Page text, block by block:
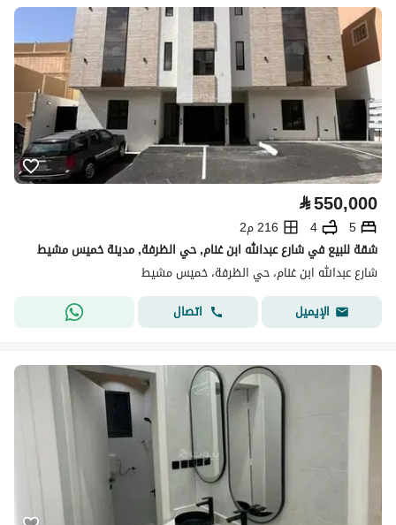
⃁550,000
5
4
216 م2
شقة للبيع في شارع عبدالله ابن غنام, حي الظرفة, مدينة خميس مشيط
شارع عبدالله ابن غنام، حي الظرفة، خميس مشيط
الإيميل
اتصال